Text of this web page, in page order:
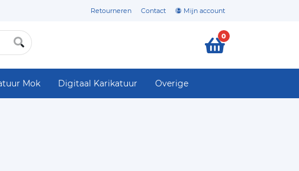
Retourneren Contact Mijn account
0
Mok Digitaal Karikatuur Overige